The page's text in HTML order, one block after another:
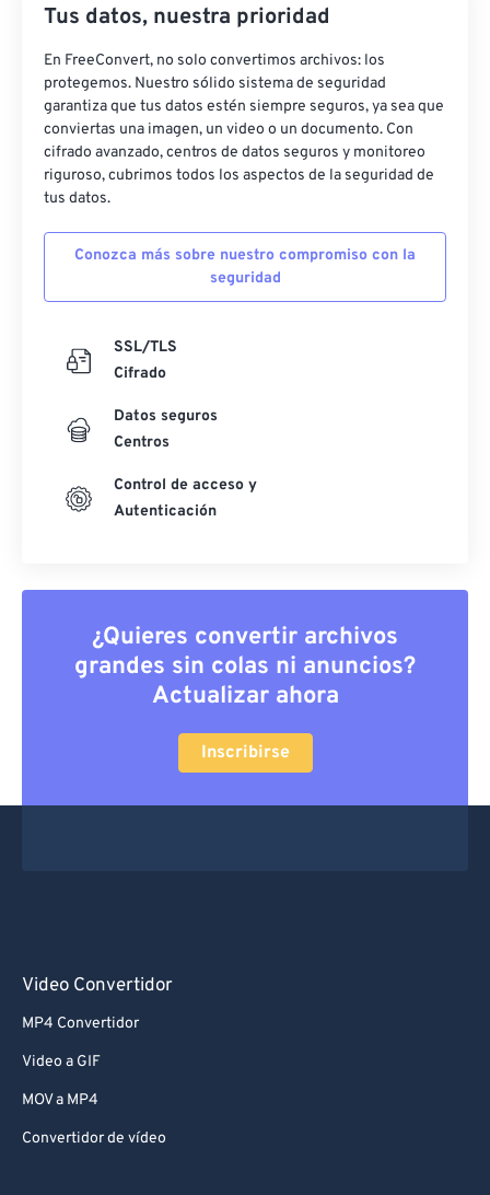
Tus datos, nuestra prioridad
En FreeConvert, no solo convertimos archivos: los
protegemos. Nuestro sólido sistema de seguridad
garantiza que tus datos estén siempre seguros, ya sea que
conviertas una imagen, un video o un documento. Con
cifrado avanzado, centros de datos seguros y monitoreo
riguroso, cubrimos todos los aspectos de la seguridad de
tus datos.
Conozca más sobre nuestro compromiso con la
seguridad
SSL/TLS
Cifrado
Datos seguros
Centros
Control de acceso y
Autenticación
¿Quieres convertir archivos
grandes sin colas ni anuncios?
Actualizar ahora
Inscribirse
Video Convertidor
MP4 Convertidor
Video a GIF
MOV a MP4
Convertidor de vídeo